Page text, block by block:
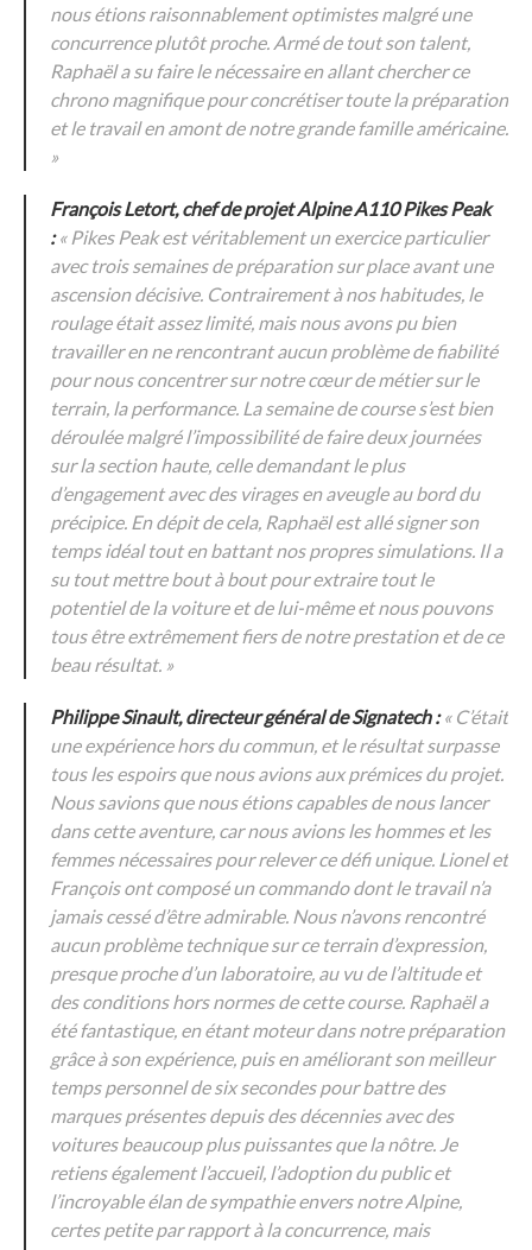
nous étions raisonnablement optimistes malgré une
concurrence plutôt proche. Armé de tout son talent,
Raphaël a su faire le nécessaire en allant chercher ce
chrono magnifique pour concrétiser toute la préparation
et le travail en amont de notre grande famille américaine.
»
François Letort, chef de projet Alpine A110 Pikes Peak
:« Pikes Peak est véritablement un exercice particulier
avec trois semaines de préparation sur place avant une
ascension décisive. Contrairement à nos habitudes, le
roulage était assez limité, mais nous avons pu bien
travailler en ne rencontrant aucun problème de fiabilité
pour nous concentrer sur notre cœur de métier sur le
terrain, la performance. La semaine de course s’est bien
déroulée malgré l’impossibilité de faire deux journées
sur la section haute, celle demandant le plus
d’engagement avec des virages en aveugle au bord du
précipice. En dépit de cela, Raphaël est allé signer son
temps idéal tout en battant nos propres simulations. Il a
su tout mettre bout à bout pour extraire tout le
potentiel de la voiture et de lui-même et nous pouvons
tous être extrêmement fiers de notre prestation et de ce
beau résultat. »
Philippe Sinault, directeur général de Signatech :« C’était
une expérience hors du commun, et le résultat surpasse
tous les espoirs que nous avions aux prémices du projet.
Nous savions que nous étions capables de nous lancer
dans cette aventure, car nous avions les hommes et les
femmes nécessaires pour relever ce défi unique. Lionel et
François ont composé un commando dont le travail n’a
jamais cessé d’être admirable. Nous n’avons rencontré
aucun problème technique sur ce terrain d’expression,
presque proche d’un laboratoire, au vu de l’altitude et
des conditions hors normes de cette course. Raphaël a
été fantastique, en étant moteur dans notre préparation
grâce à son expérience, puis en améliorant son meilleur
temps personnel de six secondes pour battre des
marques présentes depuis des décennies avec des
voitures beaucoup plus puissantes que la nôtre. Je
retiens également l’accueil, l’adoption du public et
l’incroyable élan de sympathie envers notre Alpine,
certes petite par rapport à la concurrence, mais